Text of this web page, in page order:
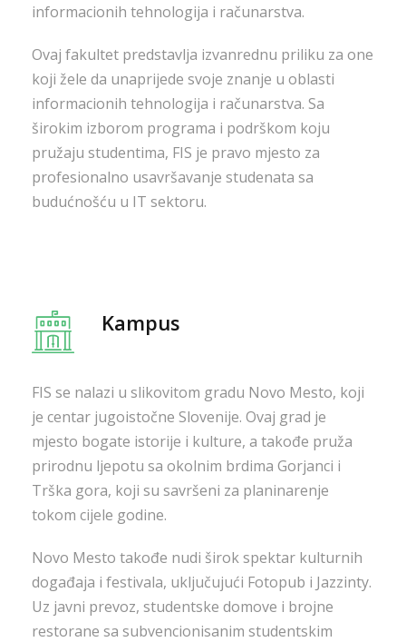
informacionih tehnologija i računarstva.
Ovaj fakultet predstavlja izvanrednu priliku za one
koji žele da unaprijede svoje znanje u oblasti
informacionih tehnologija i računarstva. Sa
širokim izborom programa i podrškom koju
pružaju studentima, FIS je pravo mjesto za
profesionalno usavršavanje studenata sa
budućnošću u IT sektoru.
Kampus
FIS se nalazi u slikovitom gradu Novo Mesto, koji
je centar jugoistočne Slovenije. Ovaj grad je
mjesto bogate istorije i kulture, a takođe pruža
prirodnu ljepotu sa okolnim brdima Gorjanci i
Trška gora, koji su savršeni za planinarenje
tokom cijele godine.
Novo Mesto takođe nudi širok spektar kulturnih
događaja i festivala, uključujući Fotopub i Jazzinty.
Uz javni prevoz, studentske domove i brojne
restorane sa subvencionisanim studentskim